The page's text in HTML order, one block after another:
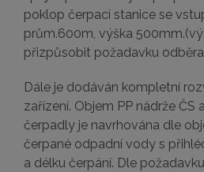
poklop čerpací stanice se
prům.600m, výška
přizpůsobit požadavku
Dále je dodáván kompletní
zařízení. Objem PP nádrže ČS
čerpadly je navrhována dle
čerpané odpadní vody s
a délku čerpání. Dle